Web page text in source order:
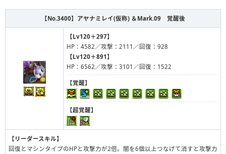
【No.3400】 アヤナミレイ(仮称) ＆Mark.09 覚醒後
【Lv120＋297】
HP：4582／攻撃：2111／回復：928
【Lv120＋891】
HP：6562／攻撃：3101／回復：1522
【覚醒】
【超覚醒】
【リーダースキル】
回復とマシンタイプのHPと攻撃力が2倍。闇を6個以上つなげて消すと攻撃力